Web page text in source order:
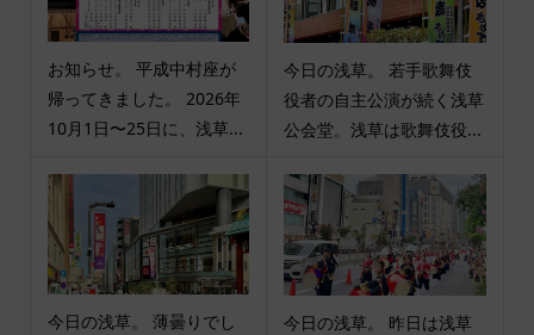
お知らせ。 平成中村座が
帰ってきました。 2026年
10月1日〜25日に、浅草...
今日の浅草。 若手歌舞伎
役者の自主公演が続く浅草
公会堂。浅草は歌舞伎役...
今日の浅草。 薄曇りでし
今日の浅草。 昨日は浅草